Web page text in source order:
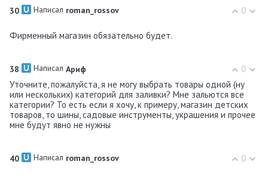
0
30 Написал roman_rossov
Фирменный магазин обязательно будет.
0
38 Написал Ариф
Уточните, пожалуйста, я не могу выбрать товары одной (ну
или нескольких) категорий для заливки? Мне зальются все
категории? То есть если я хочу, к примеру, магазин детских
товаров, то шины, садовые инструменты, украшения и прочее
мне будут явно не нужны
0
40 Написал roman_rossov